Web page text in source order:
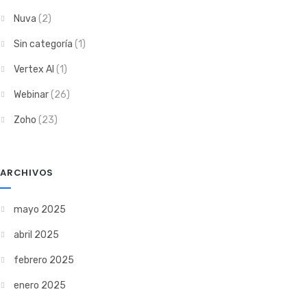
Nuva (2)
Sin categoría (1)
Vertex AI (1)
Webinar(26)
Zoho (23)
ARCHIVOS
mayo 2025
abril 2025
febrero 2025
enero 2025